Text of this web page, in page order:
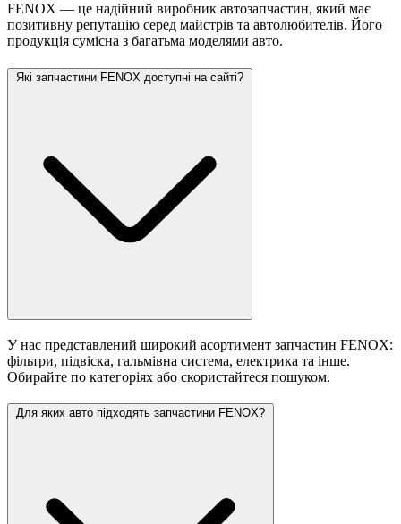
FENOX — це надійний виробник автозапчастин, який має
позитивну репутацію серед майстрів та автолюбителів. Його
продукція сумісна з багатьма моделями авто.
Які запчастини FENOX доступні на сайті?
У нас представлений широкий асортимент запчастин FENOX:
фільтри, підвіска, гальмівна система, електрика та інше.
Обирайте по категоріях або скористайтеся пошуком.
Для яких авто підходять запчастини FENOX?